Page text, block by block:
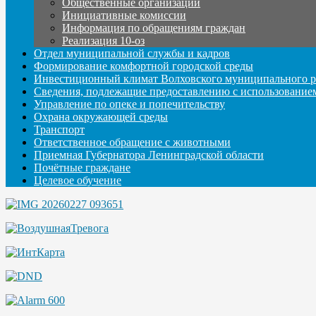
Инициативные комиссии
Информация по обращениям граждан
Реализация 10-оз
Отдел муниципальной службы и кадров
Формирование комфортной городской среды
Инвестиционный климат Волховского муниципального
Сведения, подлежащие предоставлению с
Управление по опеке и попечительству
Охрана окружающей среды
Транспорт
Ответственное обращение с животными
Приемная Губернатора Ленинградской области
Почётные граждане
Целевое обучение